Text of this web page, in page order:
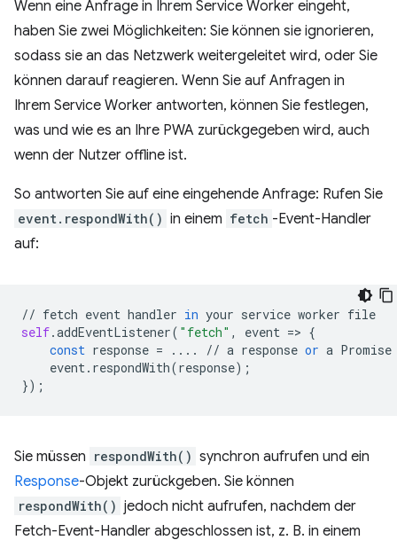
Wenn eine Anfrage in Ihrem Service Worker eingeht,
haben Sie zwei Möglichkeiten: Sie können sie ignorieren,
sodass sie an das Netzwerk weitergeleitet wird, oder Sie
können darauf reagieren. Wenn Sie auf Anfragen in
Ihrem Service Worker antworten, können Sie festlegen,
was und wie es an Ihre PWA zurückgegeben wird, auch
wenn der Nutzer offline ist.
So antworten Sie auf eine eingehende Anfrage: Rufen Sie
event.respondWith() in einem fetch -Event-Handler
auf:
// fetch event handler in your service worker file
self.addEventListener( "fetch" , event => {
const response = .... // a response or a Promise
event. respondWith(response);
});
Sie müssen respondWith() synchron aufrufen und ein
Response-Objekt zurückgeben. Sie können
respondWith() jedoch nicht aufrufen, nachdem der
Fetch-Event-Handler abgeschlossen ist, z. B. in einem